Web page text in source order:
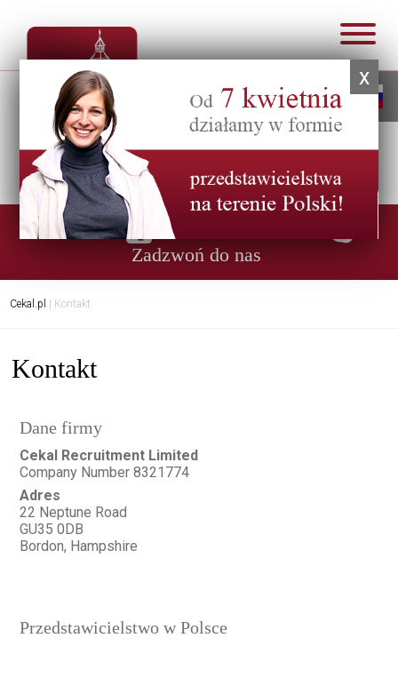
Infolinia:
0048 57 47 01 284
Zadzwoń do nas
Cekal.pl | Kontakt
Kontakt
Dane firmy
Cekal Recruitment Limited
Company Number 8321774
Adres
22 Neptune Road
GU35 0DB
Bordon, Hampshire
Przedstawicielstwo w Polsce
x